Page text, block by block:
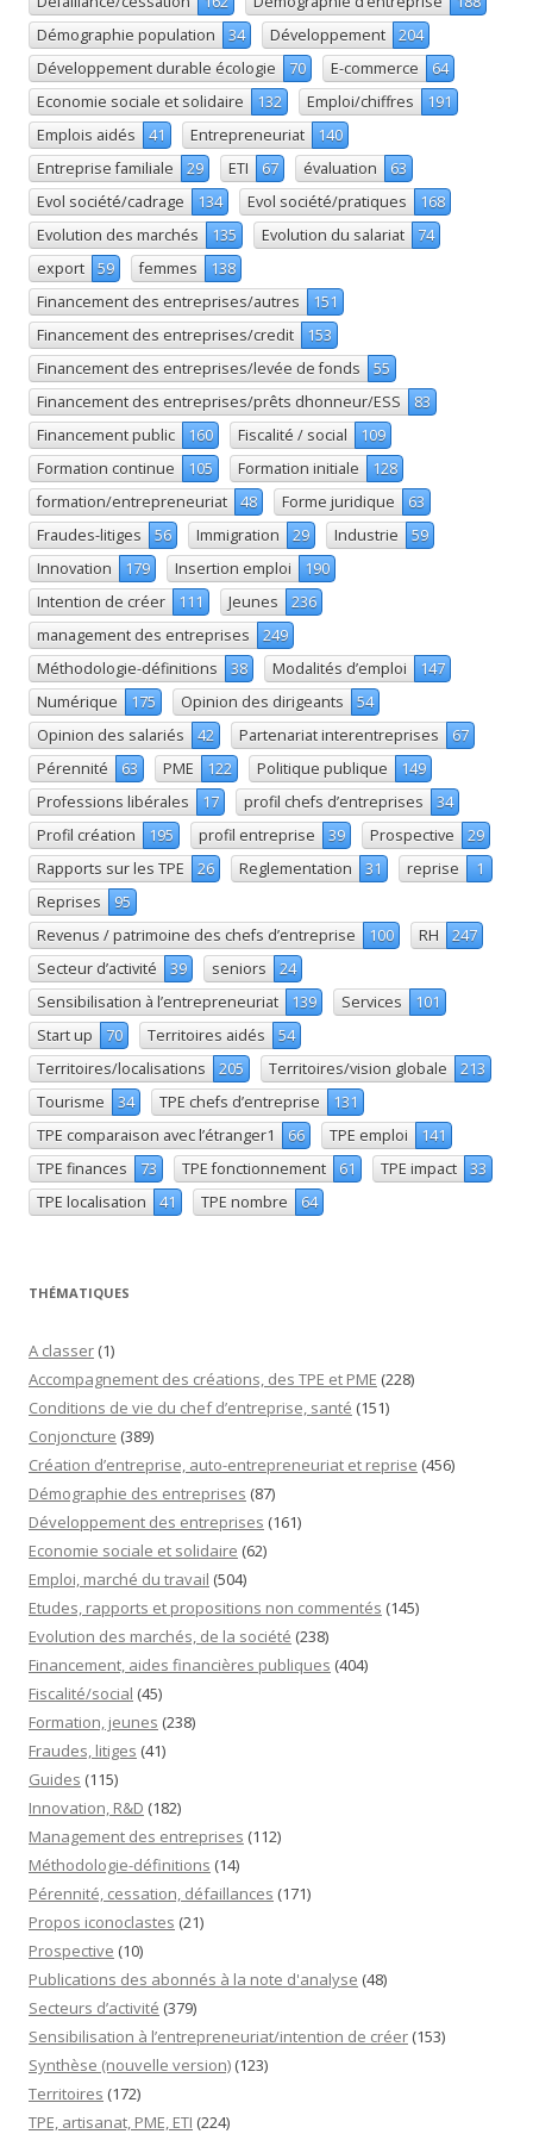
Démographie population
34 Développement
204
Développement durable écologie
70 E-commerce
64
Economie sociale et solidaire
132 Emploi/chiffres
191
Emplois aidés
41 Entrepreneuriat
140
Entreprise familiale
29 ETI 67 évaluation
63
Evol société/cadrage
134 Evol société/pratiques
168
Evolution des marchés
135 Evolution du salariat
74
export
59 femmes
138
Financement des entreprises/autres
151
Financement des entreprises/credit
153
Financement des entreprises/levée de fonds
55
Financement des entreprises/prêts dhonneur/ESS
83
Financement public
160 Fiscalité / social
109
Formation continue
105 Formation initiale
128
formation/entrepreneuriat
48 Forme juridique
63
Fraudes-litiges
56 Immigration 29 Industrie
59
Innovation
179 Insertion emploi
190
Intention de créer
111 Jeunes
236
management des entreprises
249
Méthodologie-définitions
38 Modalités d’emploi
147
Numérique
175 Opinion des dirigeants
54
Opinion des salariés
42 Partenariat interentreprises
67
Pérennité
63 PME 122 Politique publique
149
Professions libérales
17 profil chefs d’entreprises
34
Profil création
195 profil entreprise 39 Prospective
29
Rapports sur les TPE
26 Reglementation 31 reprise
1
Reprises
95
Revenus / patrimoine des chefs d’entreprise
100 RH
247
Secteur d’activité
39 seniors
24
Sensibilisation à l’entrepreneuriat
139 Services
101
Start up
70 Territoires aidés
54
Territoires/localisations
205 Territoires/vision globale
213
Tourisme
34 TPE chefs d’entreprise
131
TPE comparaison avec l’étranger1
66 TPE emploi
141
TPE finances
73 TPE fonctionnement 61 TPE impact
33
TPE localisation
41 TPE nombre 64
THÉMATIQUES
A classer (1)
Accompagnement des créations, des TPE et PME (228)
Conditions de vie du chef d’entreprise, santé (151)
Conjoncture (389)
Création d’entreprise, auto-entrepreneuriat et reprise (456)
Démographie des entreprises (87)
Développement des entreprises (161)
Economie sociale et solidaire (62)
Emploi, marché du travail (504)
Etudes, rapports et propositions non commentés (145)
Evolution des marchés, de la société (238)
Financement, aides financières publiques (404)
Fiscalité/social (45)
Formation, jeunes (238)
Fraudes, litiges (41)
Guides (115)
Innovation, R&D (182)
Management des entreprises (112)
Méthodologie-définitions (14)
Pérennité, cessation, défaillances (171)
Propos iconoclastes (21)
Prospective (10)
Publications des abonnés à la note d'analyse (48)
Secteurs d’activité (379)
Sensibilisation à l’entrepreneuriat/intention de créer (153)
Synthèse (nouvelle version) (123)
Territoires (172)
TPE, artisanat, PME, ETI (224)